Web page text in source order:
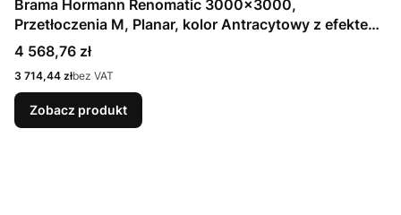
Brama Hormann Renomatic 3000x3000,
Przetłoczenia M, Planar, kolor Antracytowy z efektem
metalicznym CH 703 Matt deluxe + Prowadzenie N
Cena
4 568,76 zł
Cena
3 714,44 złbez VAT
Zobacz produkt